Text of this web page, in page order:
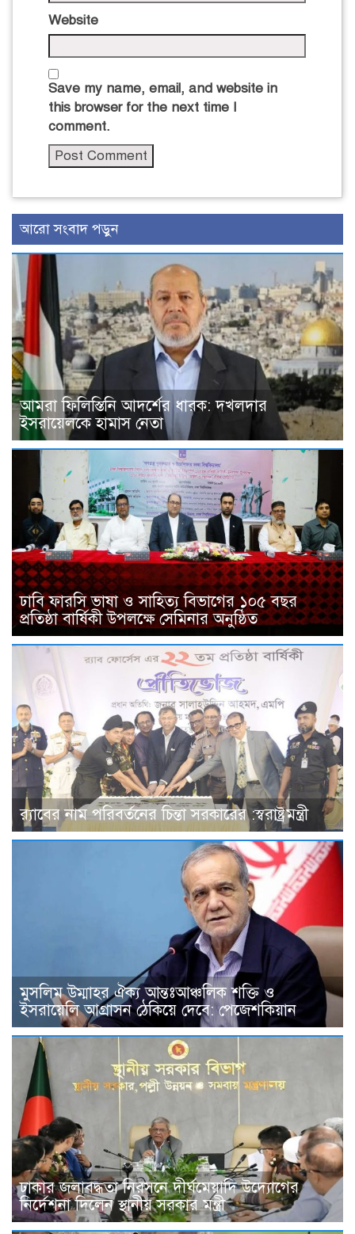
Website
Save my name, email, and website in
this browser for the next time I
comment.
আরো সংবাদ পড়ুন
আমরা ফিলিস্তিনি আদর্শের ধারক: দখলদার
ইসরায়েলকে হামাস নেতা
ঢাবি ফারসি ভাষা ও সাহিত্য বিভাগের ১০৫ বছর
প্রতিষ্ঠা বার্ষিকী উপলক্ষে সেমিনার অনুষ্ঠিত
র‌্যাবের নাম পরিবর্তনের চিন্তা সরকারের :স্বরাষ্ট্রমন্ত্রী
মুসলিম উম্মাহর ঐক্য আন্তঃআঞ্চলিক শক্তি ও
ইসরায়েলি আগ্রাসন ঠেকিয়ে দেবে: পেজেশকিয়ান
ঢাকার জলাবদ্ধতা নিরসনে দীর্ঘমেয়াদি উদ্যোগের
নির্দেশনা দিলেন স্থানীয় সরকার মন্ত্রী